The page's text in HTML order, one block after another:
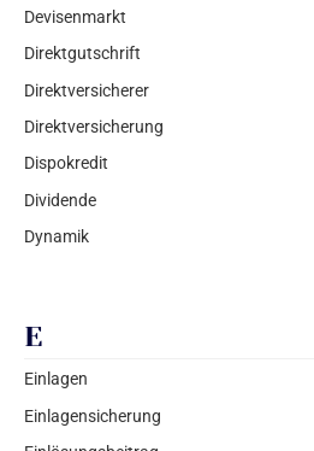
Devisenmarkt
Direktgutschrift
Direktversicherer
Direktversicherung
Dispokredit
Dividende
Dynamik
E
Einlagen
Einlagensicherung